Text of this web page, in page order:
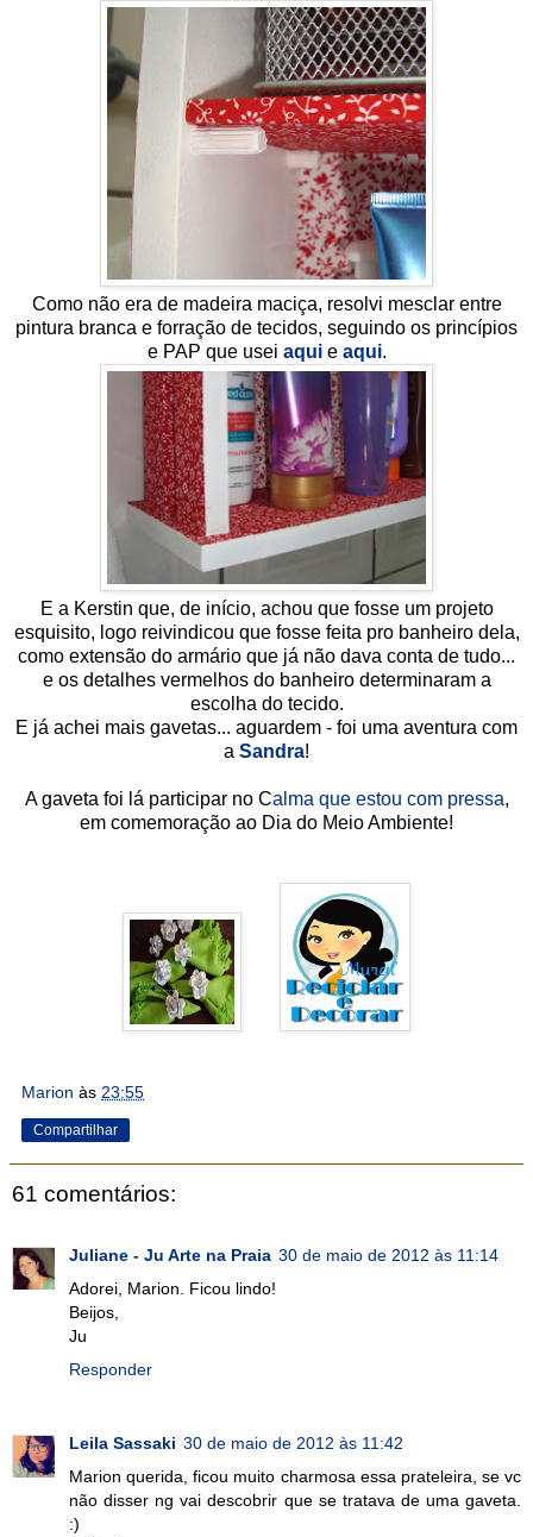
Como não era de madeira maciça, resolvi mesclar entre
pintura branca e forração de tecidos, seguindo os princípios
e PAP que usei aqui e aqui.
E a Kerstin que, de início, achou que fosse um projeto
esquisito, logo reivindicou que fosse feita pro banheiro dela,
como extensão do armário que já não dava conta de tudo...
e os detalhes vermelhos do banheiro determinaram a
escolha do tecido.
E já achei mais gavetas... aguardem - foi uma aventura com
a Sandra!
A gaveta foi lá participar no Calma que estou com pressa,
em comemoração ao Dia do Meio Ambiente!
Marion às 23:55
Compartilhar
61 comentários:
Juliane - Ju Arte na Praia 30 de maio de 2012 às 11:14
Adorei, Marion. Ficou lindo!
Beijos,
Ju
Responder
Leila Sassaki 30 de maio de 2012 às 11:42
Marion querida, ficou muito charmosa essa prateleira, se vc
não disser ng vai descobrir que se tratava de uma gaveta.
:)